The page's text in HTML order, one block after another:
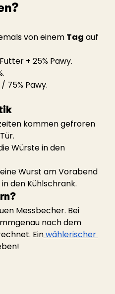
von einem Tag auf
+ 25% Pawy.
75% Pawy.
kommen gefroren
Würste in den
Wurst am Vorabend
den Kühlschrank.
Messbecher. Bei
nach dem
Einwählerischer